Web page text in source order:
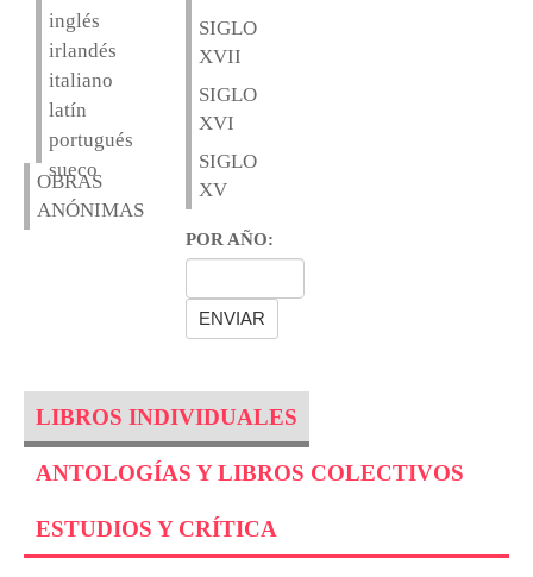
inglés
irlandés
italiano
latín
portugués
sueco
OBRAS
ANÓNIMAS
SIGLO
XVII
SIGLO
XVI
SIGLO
XV
POR AÑO:
LIBROS INDIVIDUALES
ANTOLOGÍAS Y LIBROS COLECTIVOS
ESTUDIOS Y CRÍTICA